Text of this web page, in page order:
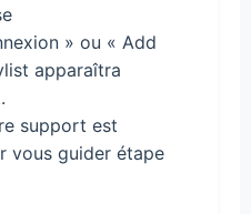
» ou « Add
apparaîtra
support est
vous guider étape